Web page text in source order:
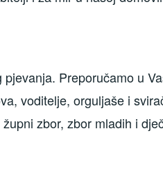
Preporučamo u
voditelje, orguljaše i
zbor, zbor mladih i